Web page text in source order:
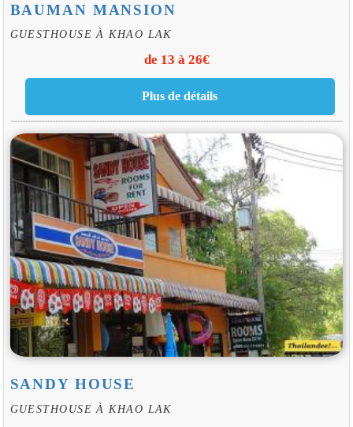
BAUMAN MANSION
GUESTHOUSE À KHAO LAK
de 13 à 26€
SANDY HOUSE
GUESTHOUSE À KHAO LAK